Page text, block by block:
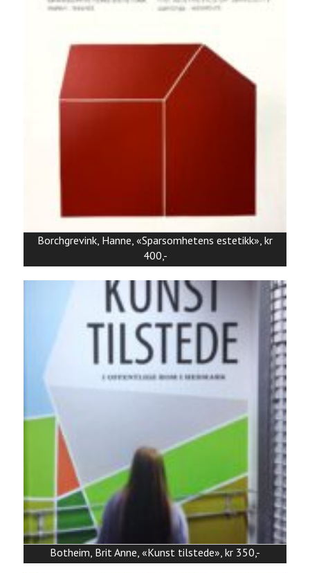
Borchgrevink, Hanne, «Sparsomhetens estetikk», kr
400,-
Botheim, Brit Anne, «Kunst tilstede», kr 350,-